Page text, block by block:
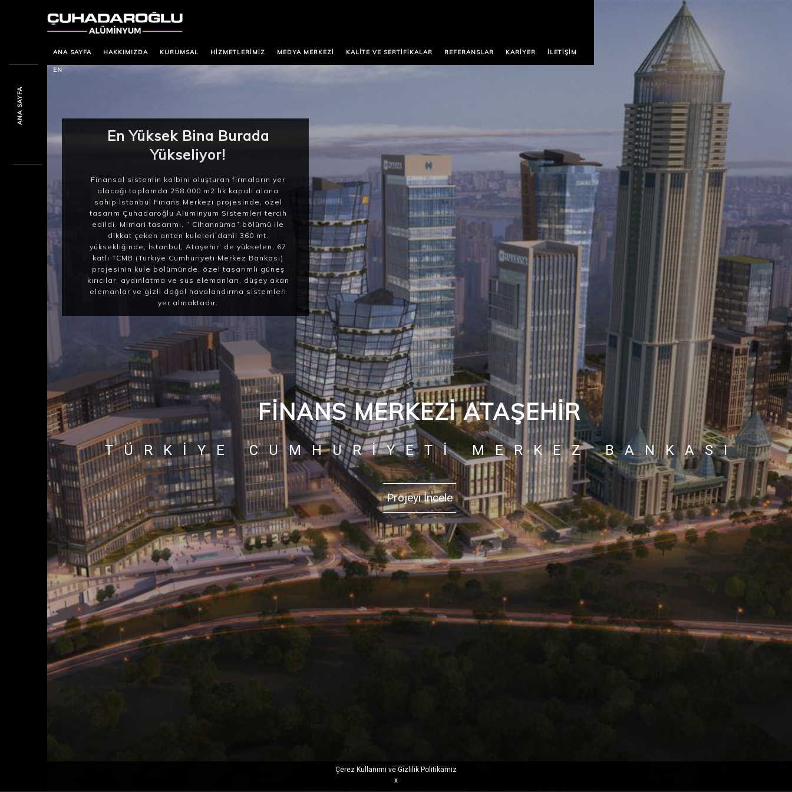
ANA SAYFA HAKKIMIZDA KURUMSAL HIZMETLERIMIZ MEDYA MERKEZI KALITE VE SERTIFIKALAR REFERANSLAR KARIYER İLETIŞIM
EN
En Yüksek Bina Burada
Yükseliyor!
Finansal sistemin kalbini oluşturan firmaların yer
alacağı toplamda 258.000 m2’lik kapalı alana
sahip İstanbul Finans Merkezi projesinde, özel
tasarım Çuhadaroğlu Alüminyum Sistemleri tercih
edildi. Mimari tasarımı, “ Cihannüma” bölümü ile
dikkat çeken anten kuleleri dahil 360 mt.
yüksekliğinde, İstanbul, Ataşehir’ de yükselen, 67
katlı TCMB (Türkiye Cumhuriyeti Merkez Bankası)
projesinin kule bölümünde, özel tasarımlı güneş
kırıcılar, aydınlatma ve süs elemanları, düşey akan
elemanlar ve gizli doğal havalandırma sistemleri
yer almaktadır.
FINANS MERKEZI ATAŞEHIR
TÜRKIYE CUMHURIYETI MERKEZ BANKASI
Projeyi İncele
ANA SAYFA
Çerez Kullanımı ve Gizlilik Politikamız
x